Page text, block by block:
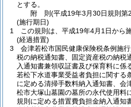
とする。
附 則(平成19年3月30日規則第
(施行期日)
1
この規則は、平成19年4月1日から
(経過措置)
3
会津若松市国民健康保険税条例施
税の納税通知書、固定資産税の納税
入通知書兼領収証書及び保育料に
若松下水道事業受益者負担に関する
に定める清掃手数料納入通知書、会
松市大塚山墓園の墓所の永代使用料
規則に定める措置費負担金納入通知